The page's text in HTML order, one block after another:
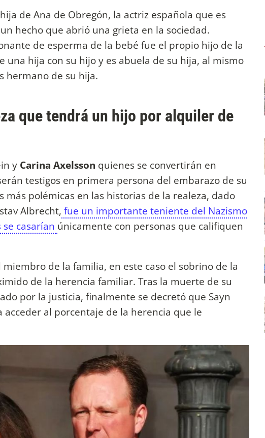
de Ana de Obregón, la actriz española que es
hecho que abrió una grieta en la sociedad.
de esperma de la bebé fue el propio hijo de la
una hija con su hijo y es abuela de su hija, al mismo
hermano de su hija.
que tendrá un hijo por alquiler de
y Carina Axelsson quienes se convertirán en
testigos en primera persona del embarazo de su
más polémicas en las historias de la realeza, dado
Albrecht, fue un importante teniente del Nazismo
casarían únicamente con personas que califiquen
de la familia, en este caso el sobrino de la
de la herencia familiar. Tras la muerte de su
por la justicia, finalmente se decretó que Sayn
al porcentaje de la herencia que le